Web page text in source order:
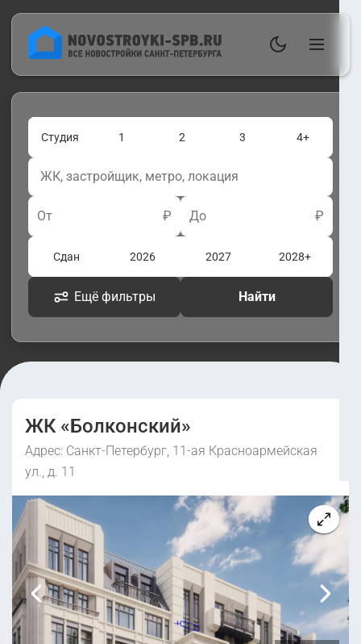
Студия 1 2 3 4+
От ₽ До ₽
Сдан 2026 2027 2028+
Ещё фильтры Найти
ЖК «Болконский»
Адрес: Санкт-Петербург, 11-ая Красноармейская
ул., д. 11